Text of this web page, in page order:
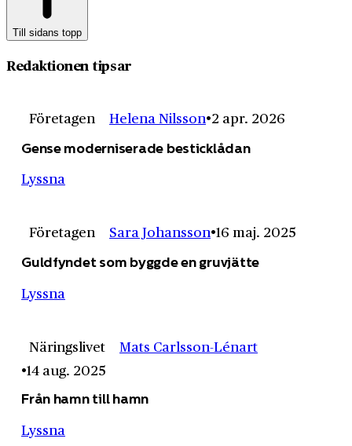
Till sidans topp
Redaktionen tipsar
Företagen Helena Nilsson 2 apr. 2026
Gense moderniserade besticklådan
Lyssna
Företagen Sara Johansson 16 maj. 2025
Guldfyndet som byggde en gruvjätte
Lyssna
Näringslivet
Mats Carlsson-Lénart
14 aug. 2025
Från hamn till hamn
Lyssna